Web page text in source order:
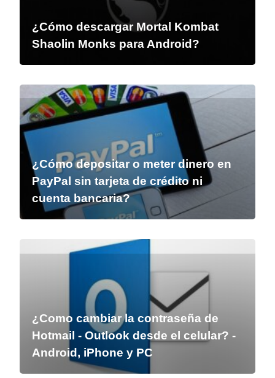
¿Cómo descargar Mortal Kombat
Shaolin Monks para Android?
¿Cómo depositar o meter dinero en
PayPal sin tarjeta de crédito ni
cuenta bancaria?
¿Como cambiar la contraseña de
Hotmail - Outlook desde el celular? -
Android, iPhone y PC